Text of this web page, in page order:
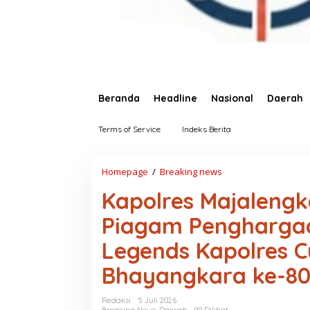
Beranda Headline Nasional Daerah
Terms of Service Indeks Berita
Homepage / Breaking news
p
o
l
r
e
M
a
Kapolres
Piagam
Legends Kapolres
Bhayangkara ke-80
Redaksi
5 Juli 2026